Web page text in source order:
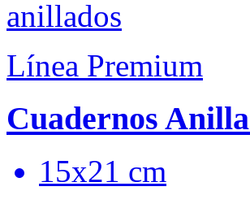
Línea Premium
Cuadernos
15x21 cm